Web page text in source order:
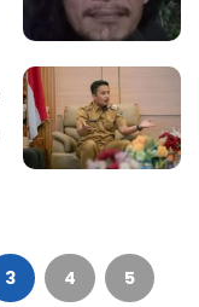
3 4 5